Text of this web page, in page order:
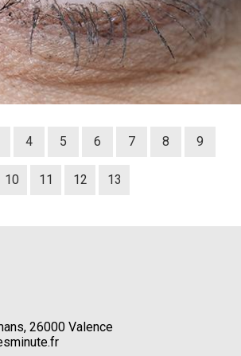
4 5 6 7 8 9
10 11 12 13
26000 Valence